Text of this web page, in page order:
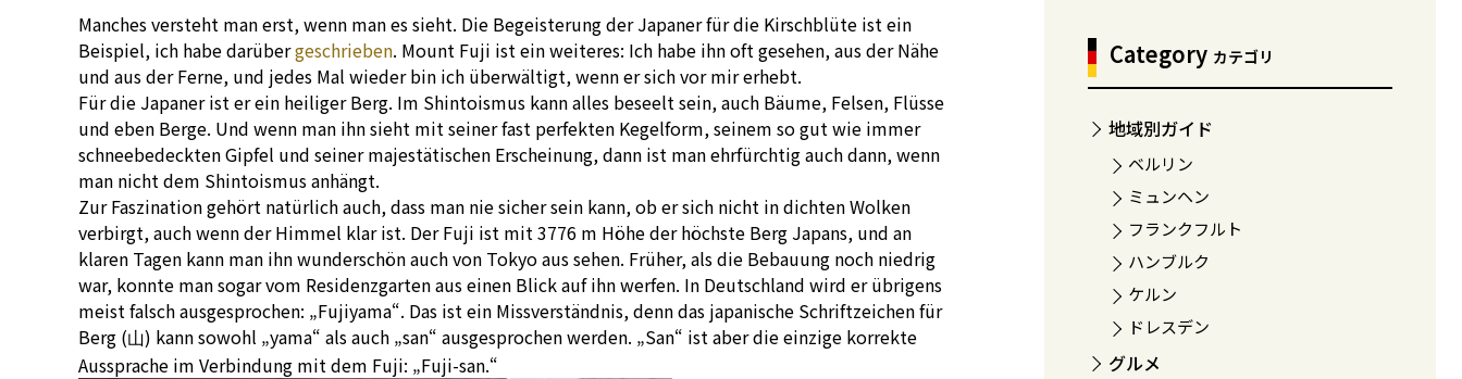
Manches versteht man erst, wenn man es sieht. Die Begeisterung der Japaner für die Kirschblüte ist ein
Beispiel, ich habe darübergeschrieben. Mount Fuji ist ein weiteres: Ich habe ihn oft gesehen, aus der Nähe
und aus der Ferne, und jedes Mal wieder bin ich überwältigt, wenn er sich vor mir erhebt.
Für die Japaner ist er ein heiliger Berg. Im Shintoismus kann alles beseelt sein, auch Bäume, Felsen, Flüsse
und eben Berge. Und wenn man ihn sieht mit seiner fast perfekten Kegelform, seinem so gut wie immer
schneebedeckten Gipfel und seiner majestätischen Erscheinung, dann ist man ehrfürchtig auch dann, wenn
man nicht dem Shintoismus anhängt.
Zur Faszination gehört natürlich auch, dass man nie sicher sein kann, ob er sich nicht in dichten Wolken
verbirgt, auch wenn der Himmel klar ist. Der Fuji ist mit 3776 m Höhe der höchste Berg Japans, und an
klaren Tagen kann man ihn wunderschön auch von Tokyo aus sehen. Früher, als die Bebauung noch niedrig
war, konnte man sogar vom Residenzgarten aus einen Blick auf ihn werfen. In Deutschland wird er übrigens
meist falsch ausgesprochen: „Fujiyama“. Das ist ein Missverständnis, denn das japanische Schriftzeichen für
Berg (山) kann sowohl „yama“ als auch „san“ ausgesprochen werden. „San“ ist aber die einzige korrekte
Aussprache im Verbindung mit dem Fuji: „Fuji-san.“
Category カテゴリ
地域別ガイド
ベルリン
ミュンヘン
フランクフルト
ハンブルク
ケルン
ドレスデン
グルメ